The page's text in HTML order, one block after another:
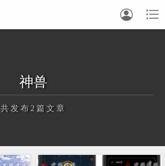


神兽
共发布2篇文章